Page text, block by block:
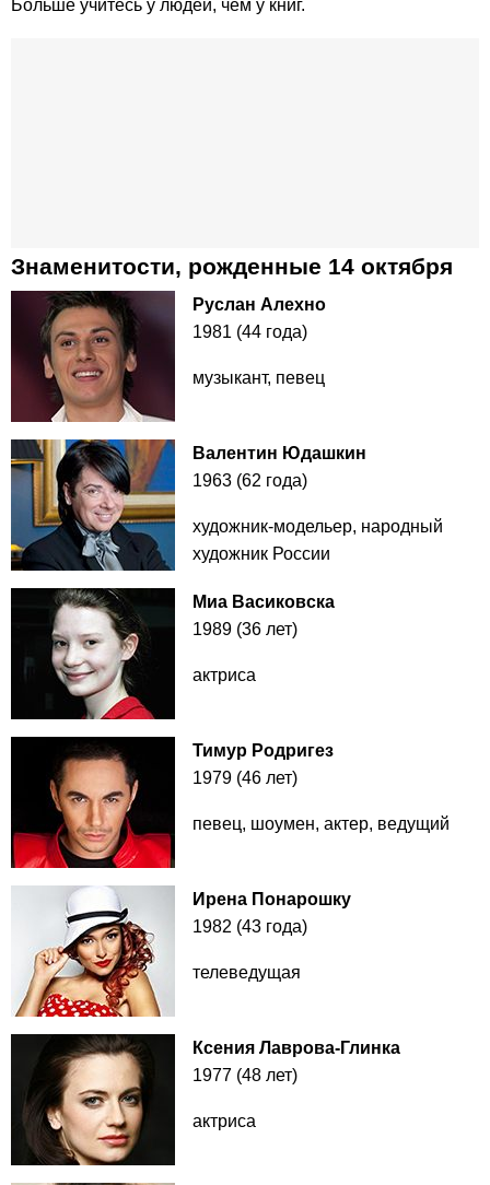
Больше учитесь у людей, чем у книг.
Знаменитости, рожденные 14 октября
Руслан Алехно
1981 (44 года)
музыкант, певец
Валентин Юдашкин
1963 (62 года)
художник-модельер, народный
художник России
Миа Васиковска
1989 (36 лет)
актриса
Тимур Родригез
1979 (46 лет)
певец, шоумен, актер, ведущий
Ирена Понарошку
1982 (43 года)
телеведущая
Ксения Лаврова-Глинка
1977 (48 лет)
актриса